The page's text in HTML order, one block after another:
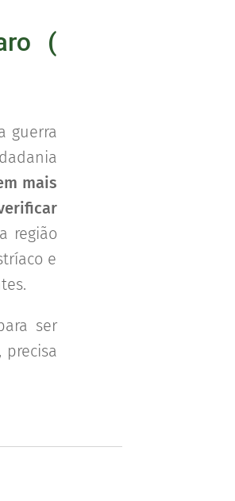
(
guerra
mais
região
e
ser